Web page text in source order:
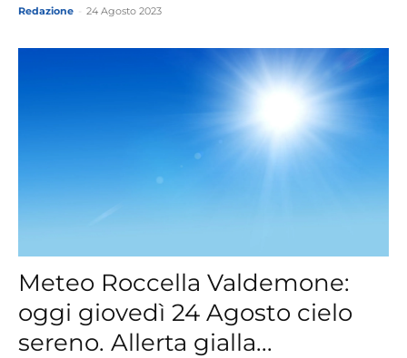
Redazione 24 Agosto 2023
Meteo Roccella Valdemone:
oggi giovedì 24 Agosto cielo
sereno. Allerta gialla...